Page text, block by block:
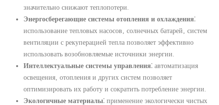
значительно снижают теплопотери.
Энергосберегающие системы отопления и охлаждения⁚
использование тепловых насосов‚ солнечных батарей‚ систем
вентиляции с рекуперацией тепла позволяет эффективно
использовать возобновляемые источники энергии.
Интеллектуальные системы управления⁚ автоматизация
освещения‚ отопления и других систем позволяет
оптимизировать их работу и сократить потребление энергии.
Экологичные материалы⁚ применение экологически чистых